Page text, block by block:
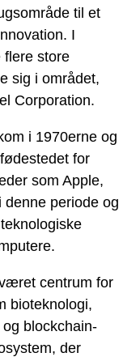
til et
I
flere store
sig i området,
Corporation.
i 1970erne og
for
som Apple,
denne periode og
centrum for
bioteknologi,
blockchain-
der